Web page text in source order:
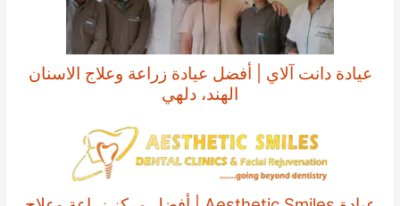
عيادة دانت آلاي | أفضل عيادة زراعة وعلاج الاسنان
الهند، دلهي